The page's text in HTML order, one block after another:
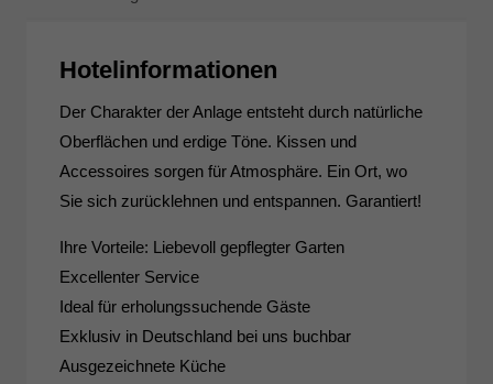
Hotelinformationen
Der Charakter der Anlage entsteht durch natürliche
Oberflächen und erdige Töne. Kissen und
Accessoires sorgen für Atmosphäre. Ein Ort, wo
Sie sich zurücklehnen und entspannen. Garantiert!
Ihre Vorteile: Liebevoll gepflegter Garten
Excellenter Service
Ideal für erholungssuchende Gäste
Exklusiv in Deutschland bei uns buchbar
Ausgezeichnete Küche